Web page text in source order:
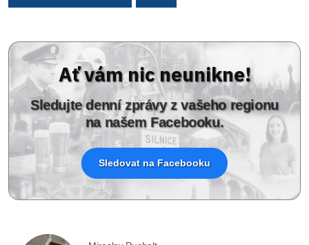
Ať vám nic neunikne!
Sledujte denní zprávy z vašeho regionu
na našem Facebooku.
Sledovat na Facebooku